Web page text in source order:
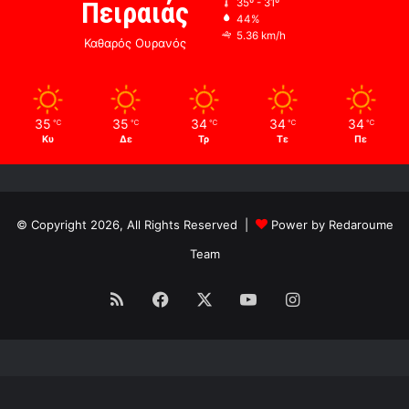
Πειραιάς
Καθαρός Ουρανός
44%
5.36 km/h
35 ℃
Κυ
35 ℃
Δε
34 ℃
Τρ
34 ℃
Τε
34 ℃
Πε
© Copyright 2026, All Rights Reserved |
Power by Redaroume
Team
RSS Facebook YouTubeInstagram